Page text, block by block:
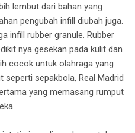
lembut dari bahan yang
pengubah infill diubah juga.
infill rubber granule. Rubber
nya gesekan pada kulit dan
cocok untuk olahraga yang
seperti sepakbola, Real Madrid
yang memasang rumput